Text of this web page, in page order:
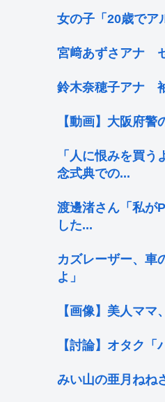
女の子「20歳でア
宮﨑あずさアナ
鈴木奈穂子アナ
【動画】大阪府
「人に恨みを買
念式典での...
渡邊渚さん「私が
した...
カズレーザー、車
よ」
【画像】美人マ
【討論】オタク
みい山の亜月ねね